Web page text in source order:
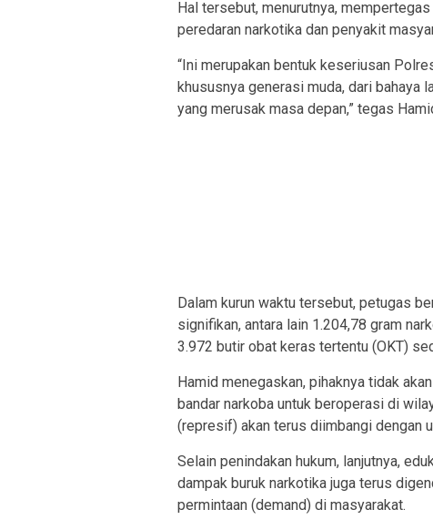
Hal tersebut, menurutnya,
peredaran narkotika dan penyakit
“Ini merupakan bentuk keseriusan
khususnya generasi muda, dari bahaya
yang merusak masa depan,” tegas
Dalam kurun waktu tersebut, petugas
signifikan, antara lain 1.204,78 gram
3.972 butir obat keras tertentu (OKT)
Hamid menegaskan, pihaknya tidak
bandar narkoba untuk beroperasi di
(represif) akan terus diimbangi dengan
Selain penindakan hukum, lanjutnya,
dampak buruk narkotika juga terus
permintaan (demand) di masyarakat.